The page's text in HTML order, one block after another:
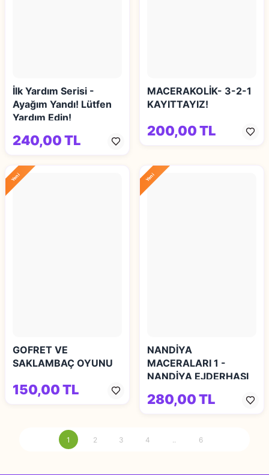
İlk Yardım Serisi -
Ayağım Yandı! Lütfen
Yardım Edin!
240,00 TL
MACERAKOLİK- 3-2-1
KAYITTAYIZ!
200,00 TL
Yeni
GOFRET VE
SAKLAMBAÇ OYUNU
150,00 TL
Yeni
NANDİYA
MACERALARI 1 -
NANDİYA EJDERHASI
280,00 TL
1 2 3 4 6